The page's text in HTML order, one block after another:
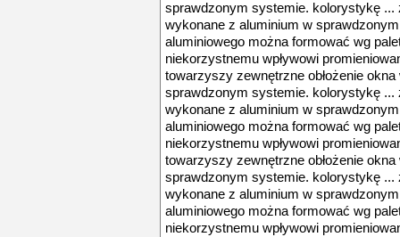
sprawdzonym systemie. kolorystykę ...
wykonane z aluminium w
aluminiowego można formować wg
niekorzystnemu wpływowi
towarzyszy zewnętrzne obłożenie
sprawdzonym systemie. kolorystykę ...
wykonane z aluminium w
aluminiowego można formować wg
niekorzystnemu wpływowi
towarzyszy zewnętrzne obłożenie
sprawdzonym systemie. kolorystykę ...
wykonane z aluminium w
aluminiowego można formować wg
niekorzystnemu wpływowi